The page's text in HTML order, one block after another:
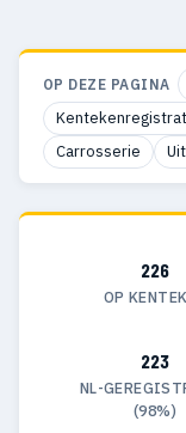
OP DEZE PAGINA
Carrosserie
226
OP
223
NL-
(98%)